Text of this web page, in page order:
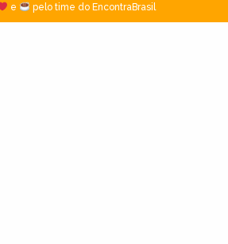
e pelo time do EncontraBrasil